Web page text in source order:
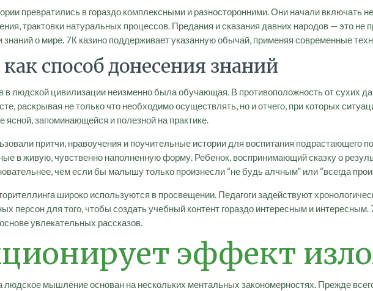
превратились в гораздо комплексными и разносторонними. Они начали включать
трактовки натуральных процессов. Предания и сказания давних народов — это не
о мире. 7К казино поддерживает указанную обычай, применяя современные
способ донесения знаний
в людской цивилизации неизменно была обучающая. В противоположность от сухих
раскрывая не только что необходимо осуществлять, но и отчего, при которых
запоминающейся и полезной на практике.
притчи, нравоучения и поучительные истории для воспитания подрастающего
в живую, чувственно наполненную форму. Ребенок, воспринимающий сказку о
чем если бы малышу только произнесли “не будь алчным” или “всегда
широко используются в просвещении. Педагоги задействуют
персон для того, чтобы создать учебный контент гораздо интересным и
увлекательных рассказов.
эффект
людское мышление основан на нескольких ментальных закономерностях. Прежде